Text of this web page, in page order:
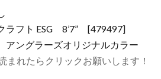
ラフト ESG 8’7” [479497]
ングラーズオリジナルカラー
まれたらクリックお願いします！